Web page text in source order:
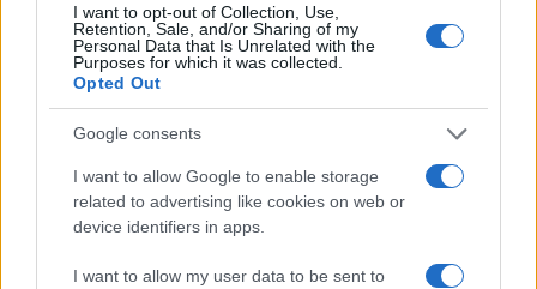
I want to opt-out of Collection, Use,
Retention, Sale, and/or Sharing of my
Personal Data that Is Unrelated with the
Purposes for which it was collected.
Opted Out
Google consents
I want to allow Google to enable storage
related to advertising like cookies on web or
device identifiers in apps.
I want to allow my user data to be sent to
Scarpe da ciclismo Ekoï in carbonio: prestazioni e
comfort per ogni ciclista
CICLISMO